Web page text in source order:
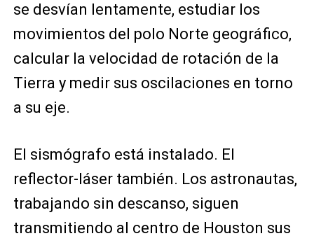
se desvían lentamente, estudiar los
movimientos del polo Norte geográfico,
calcular la velocidad de rotación de la
Tierra y medir sus oscilaciones en torno
a su eje.
El sismógrafo está instalado. El
reflector-láser también. Los astronautas,
trabajando sin descanso, siguen
transmitiendo al centro de Houston sus